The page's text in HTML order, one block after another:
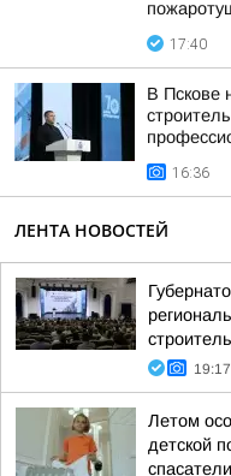
17:40
В Пскове
16:36
ЛЕНТА НОВОСТЕЙ
19:17
Летом
детской